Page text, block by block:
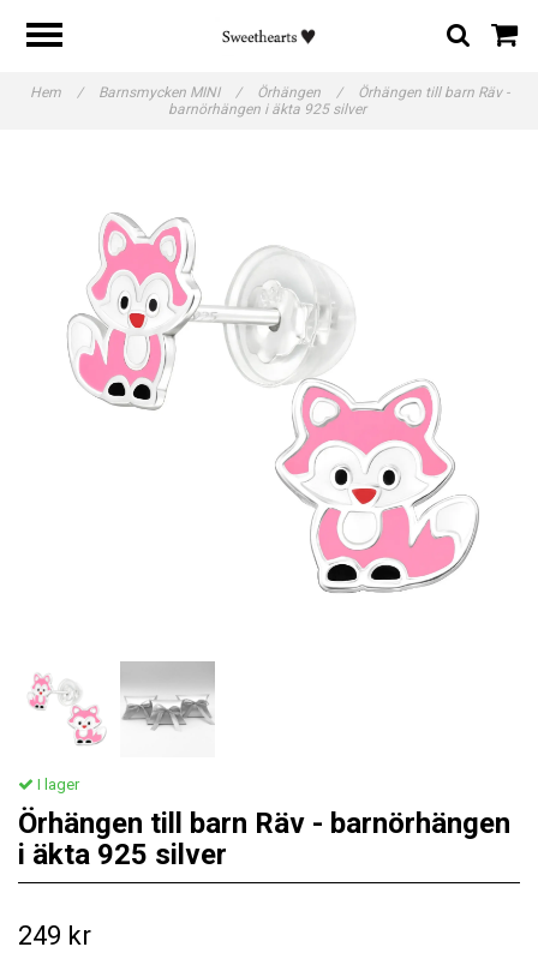
Hem / Barnsmycken MINI / Örhängen /
Örhängen till barn Räv -
barnörhängen i äkta 925 silver
I lager
Örhängen till barn Räv - barnörhängen
i äkta 925 silver
249 kr